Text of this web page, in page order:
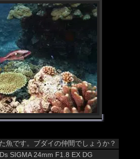
魚です。ブダイの仲間でしょうか？
SIGMA 24mm F1.8 EX DG